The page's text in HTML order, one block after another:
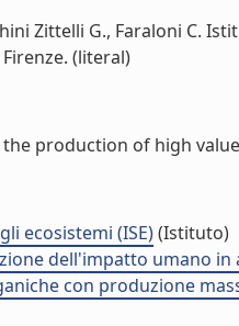
Zittelli G., Faraloni C.
(literal)
production of high
ecosistemi (ISE)(Istituto)
dell'impatto umano
con produzione